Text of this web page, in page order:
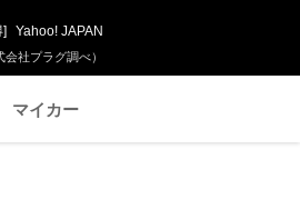
社プラグ調べ）
] Yahoo! JAPAN
マイカー